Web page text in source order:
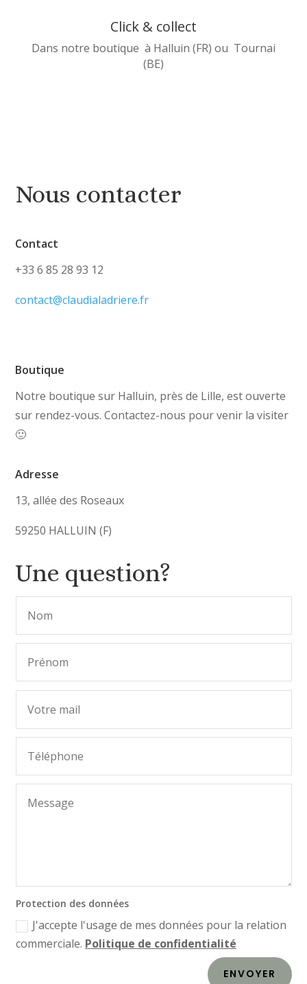
Click & collect
Dans notre boutique à Halluin (FR) ou Tournai
(BE)
Nous contacter
Contact
+33 6 85 28 93 12
contact@claudialadriere.fr
Boutique
Notre boutique sur Halluin, près de Lille, est ouverte
sur rendez-vous. Contactez-nous pour venir la visiter
🙂
Adresse
13, allée des Roseaux
59250 HALLUIN (F)
Une question?
Protection des données
J'accepte l'usage de mes données pour la relation
commerciale. Politique de confidentialité
ENVOYER